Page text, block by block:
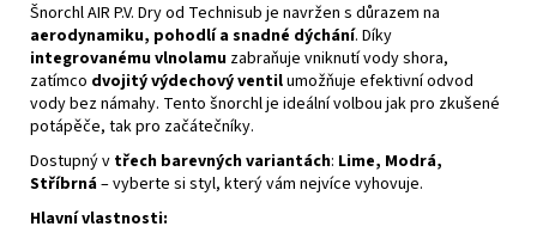
Šnorchl AIR P.V. Dry od Technisub je navržen s důrazem na
aerodynamiku, pohodlí a snadné dýchání. Díky
integrovanému vlnolamu zabraňuje vniknutí vody shora,
zatímco dvojitý výdechový ventilumožňuje efektivní odvod
vody bez námahy. Tento šnorchl je ideální volbou jak pro zkušené
potápěče, tak pro začátečníky.
Dostupný v třech barevných variantách: Lime, Modrá,
Stříbrná– vyberte si styl, který vám nejvíce vyhovuje.
Hlavní vlastnosti: